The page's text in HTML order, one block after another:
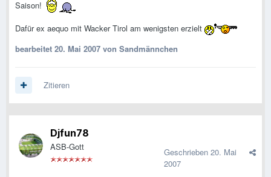
Saison!
Dafür ex aequo mit Wacker Tirol am wenigsten erzielt
bearbeitet 20. Mai 2007 von Sandmännchen
Zitieren
Djfun78
ASB-Gott Geschrieben 20. Mai
2007